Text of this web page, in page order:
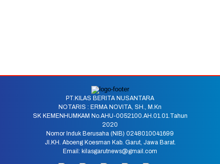
PT.KILAS BERITA NUSANTARA
NOTARIS : ERMA NOVITA, SH., M.Kn
SK KEMENHUMKAM No.AHU-0052100.AH.01.01.Tahun
2020
Nomor Induk Berusaha (NIB) 0248010041699
Jl.KH. Aboeng Koesman Kab. Garut, Jawa Barat.
Email: kilasgarutnews@gmail.com